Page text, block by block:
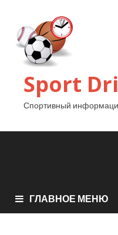
Sport
Спортивный
ГЛАВНОЕ МЕНЮ